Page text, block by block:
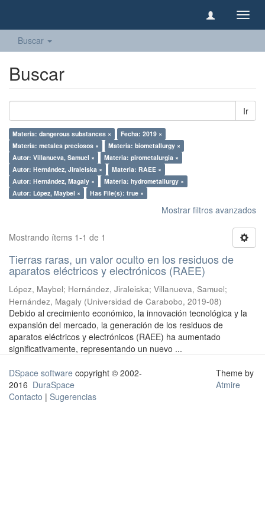
Buscar
Buscar
Ir
Materia: dangerous substances ×
Fecha: 2019 ×
Materia: metales preciosos ×
Materia: biometallurgy ×
Autor: Villanueva, Samuel ×
Materia: pirometalurgia ×
Autor: Hernández, Jiraleiska ×
Materia: RAEE ×
Autor: Hernández, Magaly ×
Materia: hydrometallurgy ×
Autor: López, Maybel ×
Has File(s): true ×
Mostrar filtros avanzados
Mostrando ítems 1-1 de 1
Tierras raras, un valor oculto en los residuos de
aparatos eléctricos y electrónicos (RAEE)
López, Maybel; Hernández, Jiraleiska; Villanueva, Samuel;
Hernández, Magaly (Universidad de Carabobo, 2019-08)
Debido al crecimiento económico, la innovación tecnológica y la
expansión del mercado, la generación de los residuos de
aparatos eléctricos y electrónicos (RAEE) ha aumentado
significativamente, representando un nuevo ...
DSpace software copyright © 2002-
2016 DuraSpace
Contacto | Sugerencias
Theme by
Atmire